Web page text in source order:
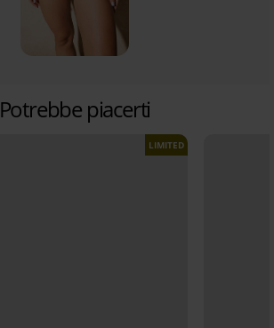
Potrebbe piacerti
LIMITED